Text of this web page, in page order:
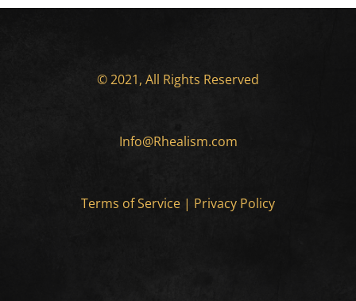
© 2021, All Rights Reserved
Info@Rhealism.com
Terms of Service | Privacy Policy